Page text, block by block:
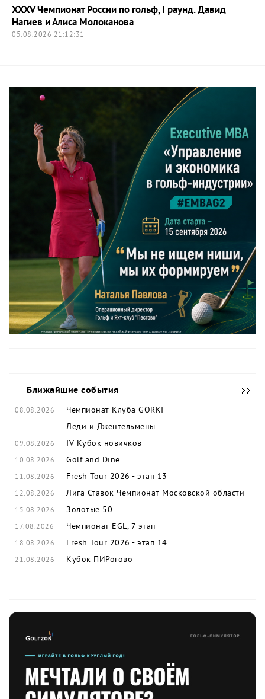
XXXV Чемпионат России по гольф, I раунд. Давид
Нагиев и Алиса Молоканова
05.08.2026 21:12:31
Ближайшие события
08.08.2026
Чемпионат Клуба GORKI
Леди и Джентельмены
09.08.2026 IV Кубок новичков
10.08.2026 Golf and Dine
11.08.2026 Fresh Tour 2026 - этап 13
12.08.2026 Лига Ставок Чемпионат Московской области
15.08.2026 Золотые 50
17.08.2026 Чемпионат EGL, 7 этап
18.08.2026 Fresh Tour 2026 - этап 14
21.08.2026 Кубок ПИРогово